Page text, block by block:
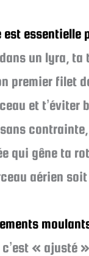
essentielle
un lyra,
premier filet
et t’éviter
qui gêne ta
aérien
« ajusté